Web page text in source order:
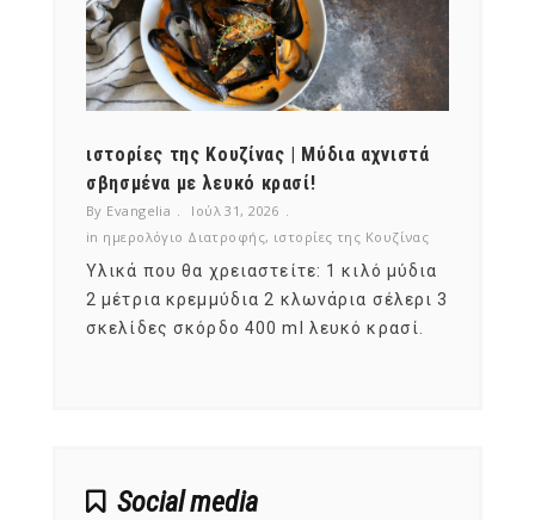
ιστορίες της Κουζίνας | Μύδια αχνιστά
σβησμένα με λευκό κρασί!
By Evangelia
Ιούλ 31, 2026
in ημερολόγιο Διατροφής, ιστορίες της Κουζίνας
Υλικά που θα χρειαστείτε: 1 κιλό μύδια
2 μέτρια κρεμμύδια 2 κλωνάρια σέλερι 3
σκελίδες σκόρδο 400 ml λευκό κρασί.
Social media